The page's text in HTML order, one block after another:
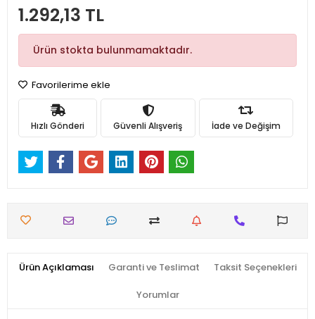
1.292,13 TL
Ürün stokta bulunmamaktadır.
Favorilerime ekle
Hızlı Gönderi Güvenli Alışveriş İade ve Değişim
Ürün Açıklaması Garanti ve Teslimat Taksit Seçenekleri
Yorumlar